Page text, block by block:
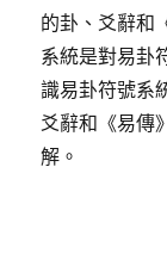
的卦、爻辭和
系統是對易卦
識易卦符號系
爻辭和《易傳
解。